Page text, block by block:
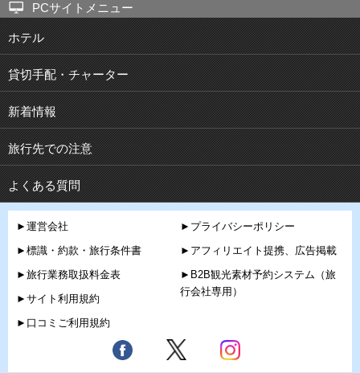
PCサイトメニュー
ホテル
貸切手配・チャーター
新着情報
旅行先での注意
よくある質問
►運営会社
►標識・約款・旅行条件書
►旅行業務取扱料金表
►サイト利用規約
►口コミご利用規約
►プライバシーポリシー
►アフィリエイト提携、広告掲載
►B2B観光素材予約システム（旅
行会社専用）